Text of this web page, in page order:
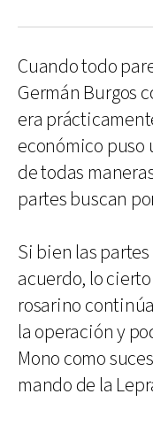
Cuando todo
Germán Burgos
era
económico puso
de todas
partes buscan
Si bien las
acuerdo, lo
rosarino
la operación y
Mono como
mando de la